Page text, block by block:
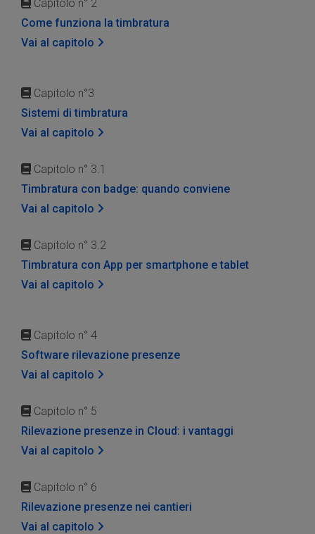
Capitolo n° 2
Come funziona la timbratura
Vai al capitolo
Capitolo n°3
Sistemi di timbratura
Vai al capitolo
Capitolo n° 3.1
Timbratura con badge: quando conviene
Vai al capitolo
Capitolo n° 3.2
Timbratura con App per smartphone e tablet
Vai al capitolo
Capitolo n° 4
Software rilevazione presenze
Vai al capitolo
Capitolo n° 5
Rilevazione presenze in Cloud: i vantaggi
Vai al capitolo
Capitolo n° 6
Rilevazione presenze nei cantieri
Vai al capitolo